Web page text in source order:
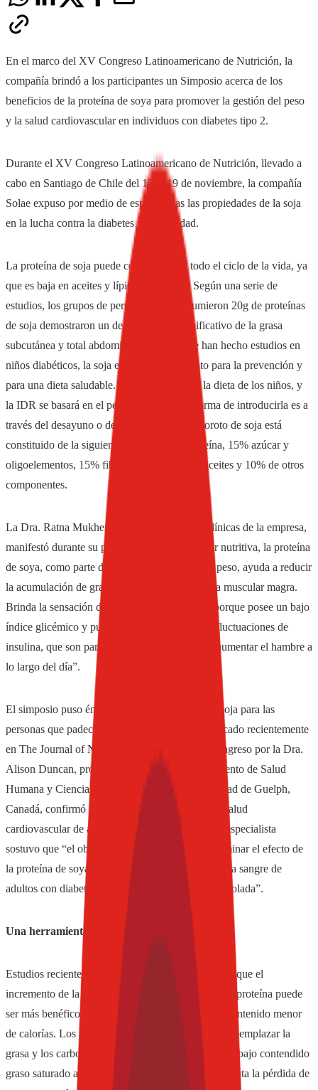
En el marco del XV Congreso Latinoamericano de Nutrición, la
compañía brindó a los participantes un Simposio acerca de los
beneficios de la proteína de soya para promover la gestión del peso
y la salud cardiovascular en individuos con diabetes tipo 2.
Durante el XV Congreso Latinoamericano de Nutrición, llevado a
cabo en Santiago de Chile del 15 al 19 de noviembre, la compañía
Solae expuso por medio de especialistas las propiedades de la soja
en la lucha contra la diabetes y la obesidad.
La proteína de soja puede consumirse en todo el ciclo de la vida, ya
que es baja en aceites y lípidos saturados. Según una serie de
estudios, los grupos de personas que consumieron 20g de proteínas
de soja demostraron un decrecimiento significativo de la grasa
subcutánea y total abdominal. Si bien no se han hecho estudios en
niños diabéticos, la soja es un buen candidato para la prevención y
para una dieta saludable. Puede incluirse en la dieta de los niños, y
la IDR se basará en el peso corporal. Una forma de introducirla es a
través del desayuno o de las colaciones. El poroto de soja está
constituido de la siguiente manera: 40% proteína, 15% azúcar y
oligoelementos, 15% fibra alimentaria, 20% aceites y 10% de otros
componentes.
La Dra. Ratna Mukherjea, líder en Ciencias Clínicas de la empresa,
manifestó durante su ponencia: “Además de ser nutritiva, la proteína
de soya, como parte de una dieta de gestión de peso, ayuda a reducir
la acumulación de grasa y a incrementar la masa muscular magra.
Brinda la sensación de satisfacción o saciedad porque posee un bajo
índice glicémico y puede ayudar a modular las fluctuaciones de
insulina, que son parcialmente responsables de aumentar el hambre a
lo largo del día”.
El simposio puso énfasis en los beneficios de la soja para las
personas que padecen diabetes. Un estudio publicado recientemente
en The Journal of Nutrition, presentado en el Congreso por la Dra.
Alison Duncan, profesora adjunta en el departamento de Salud
Humana y Ciencias Nutricionales de la Universidad de Guelph,
Canadá, confirmó los beneficios de la soya en la salud
cardiovascular de adultos con diabetes tipo 2. La especialista
sostuvo que “el objetivo de este estudio fue determinar el efecto de
la proteína de soya sobre los niveles de lípidos en la sangre de
adultos con diabetes tipo 2, con alimentación controlada”.
Una herramienta para la gestión del peso
Estudios recientes sobre la gestión del peso indican que el
incremento de la ingesta de calorías derivadas de la proteína puede
ser más benéfico que solamente una dieta con un contenido menor
de calorías. Los investigadores han concluido que reemplazar la
grasa y los carbohidratos por fuentes de proteína de bajo contendido
graso saturado ayuda a promover la saciedad, aumenta la pérdida de